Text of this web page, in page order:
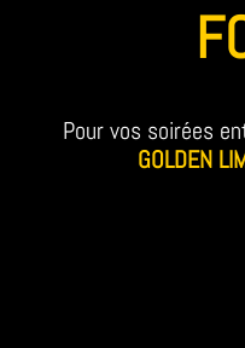
Pour vos soirées
GOLDEN